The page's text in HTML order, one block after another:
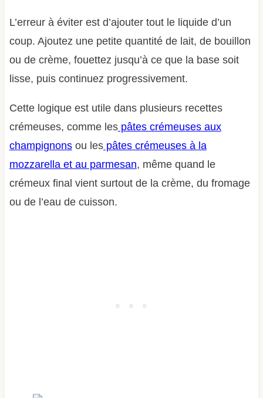
L’erreur à éviter est d’ajouter tout le liquide d’un
coup. Ajoutez une petite quantité de lait, de bouillon
ou de crème, fouettez jusqu’à ce que la base soit
lisse, puis continuez progressivement.
Cette logique est utile dans plusieurs recettes
crémeuses, comme lespâtes crémeuses aux
champignonsou lespâtes crémeuses à la
mozzarella et au parmesan, même quand le
crémeux final vient surtout de la crème, du fromage
ou de l’eau de cuisson.